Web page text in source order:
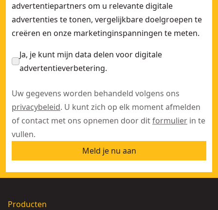
advertentiepartners om u relevante digitale
advertenties te tonen, vergelijkbare doelgroepen te
creëren en onze marketinginspanningen te meten.
Ja, je kunt mijn data delen voor digitale
advertentieverbetering.
Uw gegevens worden behandeld volgens ons
privacybeleid. U kunt zich op elk moment afmelden
of contact met ons opnemen door ditformulier in te
vullen.
Meld je nu aan
Producten